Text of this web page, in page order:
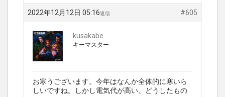
2022年12月12日 05:16 #605
返信
kusakabe
キーマスター
お寒うございます。今年はなんか全体的に寒いら
しいですね。しかし電気代が高い。どうしたもの